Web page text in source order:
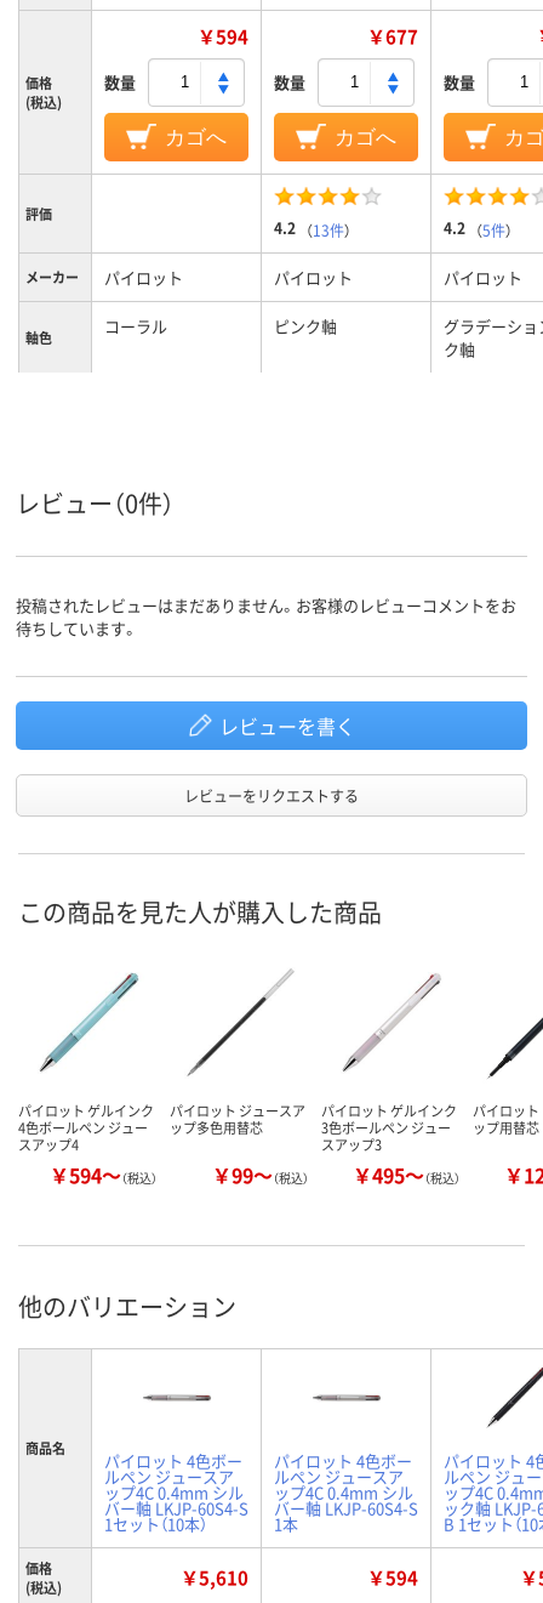
価格
(税込)
￥594
数量
カゴへ
￥677
数量
カゴへ
数量
カ
評価
4.2 （13件） 4.2 （5件）
メーカー パイロット パイロット パイロット
軸色 コーラル ピンク軸
グラデーシ
ク軸
インク種
類
水性顔料ゲルインキ
インク色 黒、赤、青、緑
レビュー（0件）
投稿されたレビューはまだありません。お客様のレビューコメントをお
待ちしています。
レビューを書く
レビューをリクエストする
この商品を見た人が購入した商品
パイロット ゲルインク
4色ボールペン ジュー
スアップ4
￥594～（税込）
パイロット ジュースア
ップ多色用替芯
￥99～（税込）
パイロット ゲルインク
3色ボールペン ジュー
スアップ3
￥495～（税込）
パイロッ
ップ用替芯
￥
他のバリエーション
商品名
パイロット 4色ボー
ルペン ジュースア
ップ4C 0.4mm シル
バー軸 LKJP-60S4-S
1セット（10本）
パイロット 4色ボー
ルペン ジュースア
ップ4C 0.4mm シル
バー軸 LKJP-60S4-S
1本
パイロット 4
ルペン ジュ
ップ4C
ック軸 LKJP-
B 1セット（10
価格
(税込)
￥5,610 ￥594